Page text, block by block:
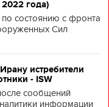
года)
состоянию с фронта
Сил
истребители
- ISW
сообщений
информации